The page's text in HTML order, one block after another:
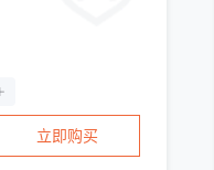
立即购买